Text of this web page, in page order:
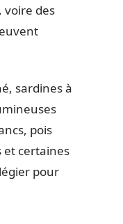
voire des
sardines à
pois
et certaines
pour